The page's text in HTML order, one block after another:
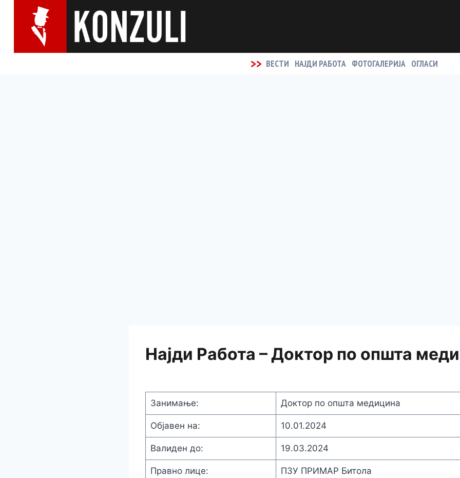
>> ВЕСТИ НАЈДИ РАБОТА ФОТОГАЛЕРИЈА ОГЛАСИ
Најди Работа – Доктор по општа
Занимање: Доктор по општа медицина
Објавен на: 10.01.2024
Валиден до: 19.03.2024
Правно лице: ПЗУ ПРИМАР Битола